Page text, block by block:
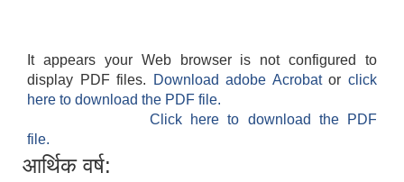
It appears your Web browser is not configured to
display PDF files.
Download adobe Acrobatorclick
here to download the PDF file.
Click here to download the PDF
file.
आर्थिक वर्ष: